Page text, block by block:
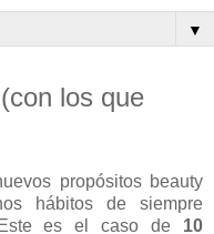
▼
los que
propósitos beauty
hábitos de siempre
es el caso de 10